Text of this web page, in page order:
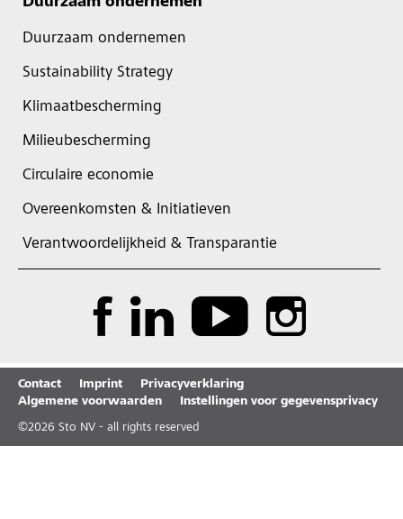
Duurzaam ondernemen
Sustainability Strategy
Klimaatbescherming
Milieubescherming
Circulaire economie
Overeenkomsten & Initiatieven
Verantwoordelijkheid & Transparantie
Contact Imprint
Privacyverklaring
Algemene voorwaarden
Instellingen voor gegevensprivacy
©2026 Sto NV - all rights reserved